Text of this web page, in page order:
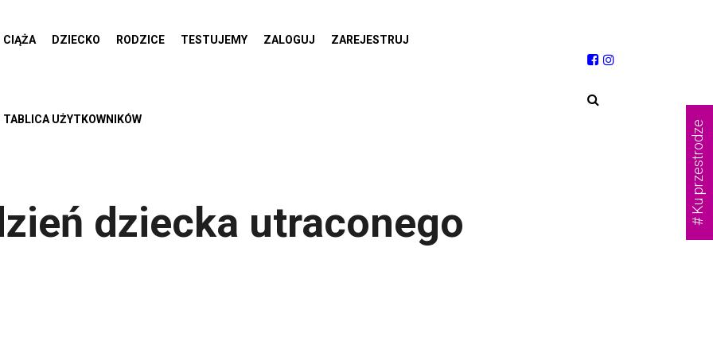
CIĄŻA DZIECKO RODZICE TESTUJEMY ZALOGUJ ZAREJESTRUJ
TABLICA UŻYTKOWNIKÓW
dziecka utraconego # Ku przestrodze